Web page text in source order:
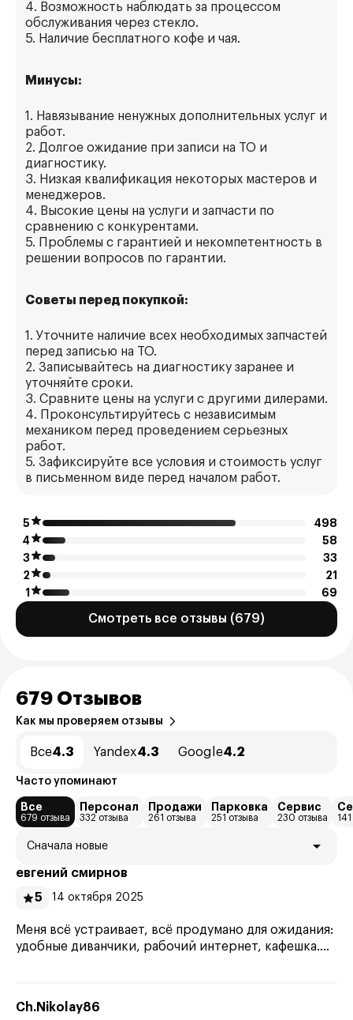
4. Возможность наблюдать за процессом
обслуживания через стекло.
5. Наличие бесплатного кофе и чая.
Минусы:
1. Навязывание ненужных дополнительных услуг и
работ.
2. Долгое ожидание при записи на ТО и
диагностику.
3. Низкая квалификация некоторых мастеров и
менеджеров.
4. Высокие цены на услуги и запчасти по
сравнению с конкурентами.
5. Проблемы с гарантией и некомпетентность в
решении вопросов по гарантии.
Советы перед покупкой:
1. Уточните наличие всех необходимых запчастей
перед записью на ТО.
2. Записывайтесь на диагностику заранее и
уточняйте сроки.
3. Сравните цены на услуги с другими дилерами.
4. Проконсультируйтесь с независимым
механиком перед проведением серьезных
работ.
5. Зафиксируйте все условия и стоимость услуг
в письменном виде перед началом работ.
5
498
4
58
3
33
2
21
1
69
Смотреть все отзывы (679)
679 Отзывов
Как мы проверяем отзывы
Все4.3 Yandex4.3 Google4.2
Часто упоминают
Все
679 отзыва
Персонал
332 отзыва
Продажи
261 отзыва
Парковка
251 отзыва
Сервис
230 отзыва
Сначала новые
евгений смирнов
5
14 октября 2025
Меня всё устраивает, всё продумано для ожидания:
удобные диванчики, рабочий интернет, кафешка....
Ch.Nikolay86